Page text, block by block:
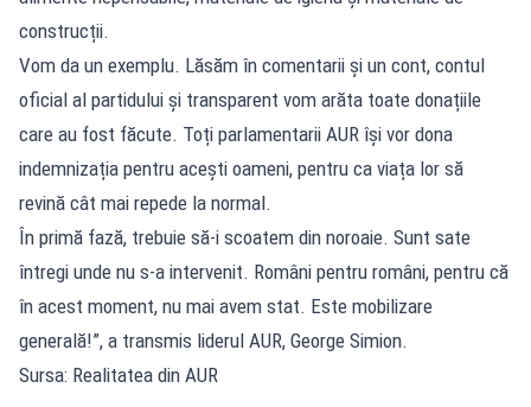
construcții.
Vom da un exemplu. Lăsăm în comentarii și un cont, contul
oficial al partidului și transparent vom arăta toate donațiile
care au fost făcute. Toți parlamentarii AUR își vor dona
indemnizația pentru acești oameni, pentru ca viața lor să
revină cât mai repede la normal.
În primă fază, trebuie să-i scoatem din noroaie. Sunt sate
întregi unde nu s-a intervenit. Români pentru români, pentru că
în acest moment, nu mai avem stat. Este mobilizare
generală!”, a transmis liderul AUR, George Simion.
Sursa: Realitatea din AUR